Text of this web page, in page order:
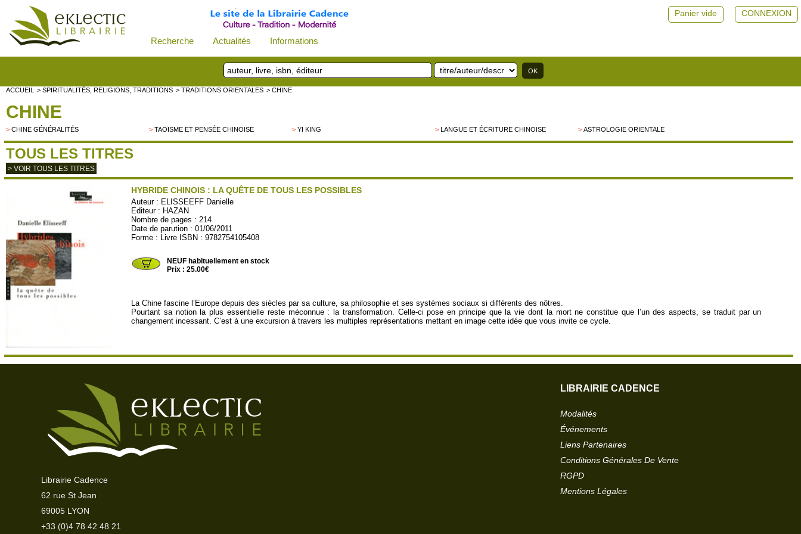
Recherche Actualités Informations
CONNEXION
Panier vide
ACCUEIL > SPIRITUALITÉS, RELIGIONS, TRADITIONS > TRADITIONS ORIENTALES > CHINE
CHINE
> CHINE GÉNÉRALITÉS >TAOÏSME ET PENSÉE CHINOISE >YI KING >LANGUE ET ÉCRITURE CHINOISE >ASTROLOGIE ORIENTALE
TOUS LES TITRES
> VOIR TOUS LES TITRES
HYBRIDE CHINOIS : LA QUÊTE DE TOUS LES POSSIBLES
Auteur : ELISSEEFF Danielle
Editeur : HAZAN
Nombre de pages : 214
Date de parution : 01/06/2011
Forme : Livre ISBN : 9782754105408
NEUF habituellement en stock
Prix : 25.00€
La Chine fascine l’Europe depuis des siècles par sa culture, sa philosophie et ses systèmes sociaux si différents des nôtres.
Pourtant sa notion la plus essentielle reste méconnue : la transformation. Celle-ci pose en principe que la vie dont la mort ne constitue que l’un des aspects, se traduit par un
changement incessant. C’est à une excursion à travers les multiples représentations mettant en image cette idée que vous invite ce cycle.
Librairie Cadence
62 rue St Jean
69005 LYON
+33 (0)4 78 42 48 21
LIBRAIRIE CADENCE
Modalités
Événements
Liens Partenaires
Conditions Générales De Vente
RGPD
Mentions Légales